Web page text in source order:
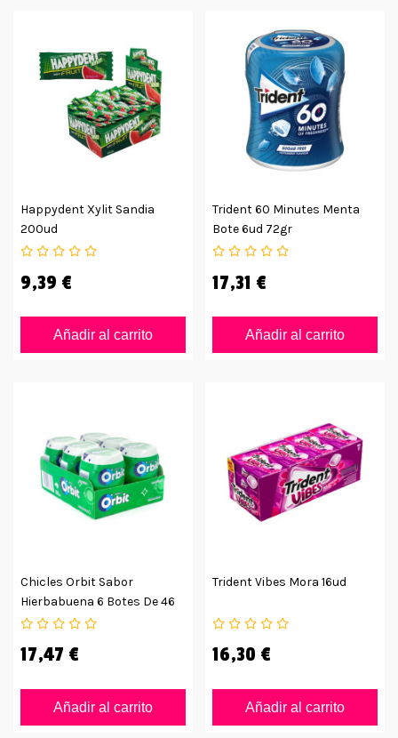
Happydent Xylit Sandia
200ud
9,39 €
Añadir al carrito
Trident 60 Minutes Menta
Bote 6ud 72gr
17,31 €
Añadir al carrito
Chicles Orbit Sabor
Hierbabuena 6 Botes De 46
Grageas
17,47 €
Añadir al carrito
Trident Vibes Mora 16ud
16,30 €
Añadir al carrito